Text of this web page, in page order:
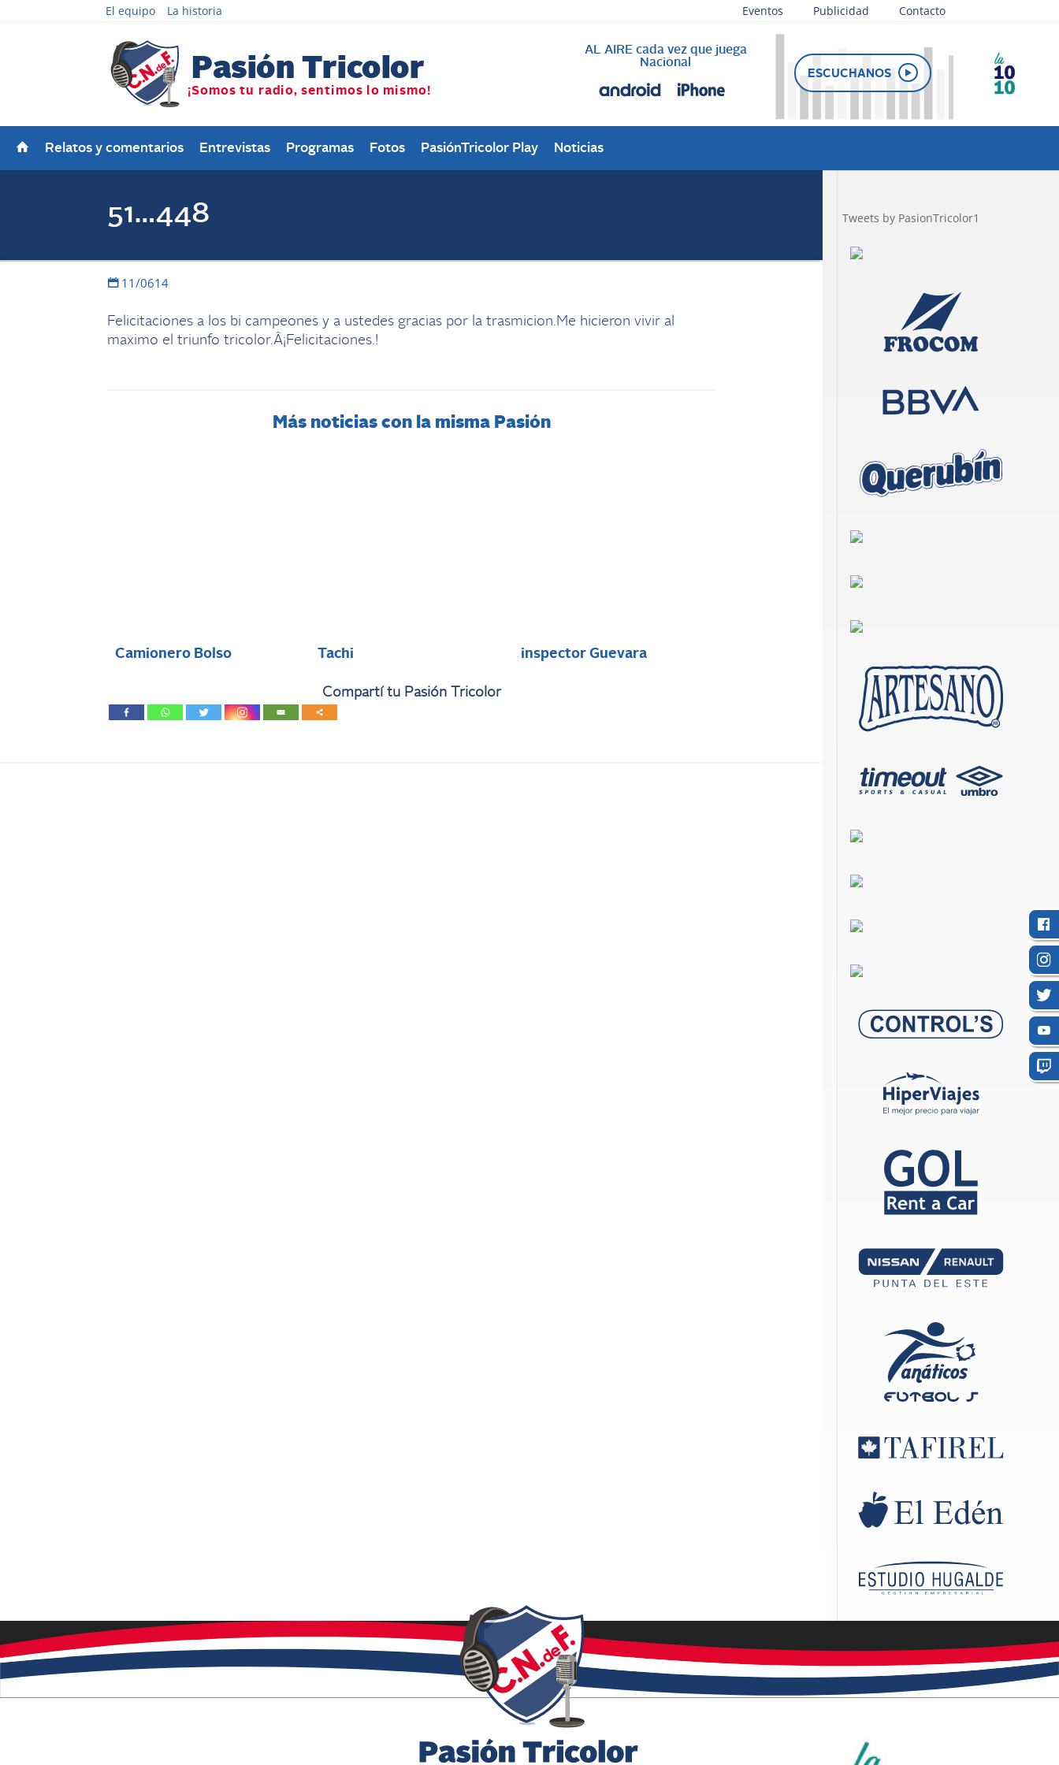
El equipo La historia Eventos Publicidad Contacto
AL AIRE cada vez que juega
Nacional
ESCUCHANOS
Relatos y comentarios Entrevistas Programas Fotos PasiónTricolor Play Noticias
51…448
11/0614
Felicitaciones a los bi campeones y a ustedes gracias por la trasmicion.Me hicieron vivir al
maximo el triunfo tricolor.Â¡Felicitaciones.!
Más noticias con la misma Pasión
Camionero Bolso Tachi inspector Guevara
Compartí tu Pasión Tricolor
Tweets by PasionTricolor1